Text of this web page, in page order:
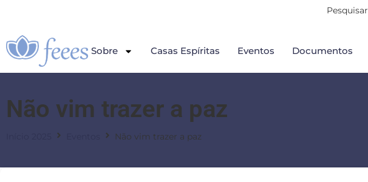
Pesquisar
Sobre Casas Espíritas Eventos Documentos
Não vim trazer a paz
Não vim trazer a paz